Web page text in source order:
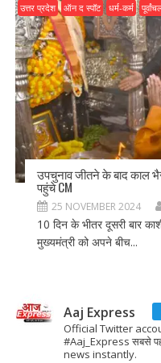
उत्तर प्रदेश ऑन द स्पॉट धर्म-कर्म
उपचुनाव जीतने के बाद काल
पहुंचे CM
25 NOVEMBER 2024
10 दिन के भीतर दूसरी बार
मुख्यमंत्री को अपने बीच...
Aaj Express
Official Twitter
#Aaj_Express सबसे
news instantly.